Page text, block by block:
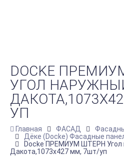
DOCKE
УГОЛ
УП
Главная ФАСАД
Дёке (Docke) Фасадные
Docke ПРЕМИУМ ШТЕРН
Дакота,1073х427 мм, 7шт/уп